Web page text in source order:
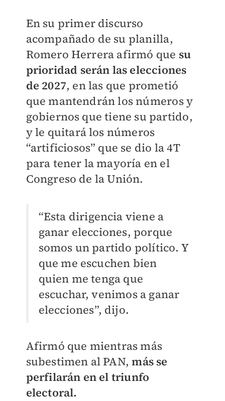
En su primer discurso
acompañado de su planilla,
Romero Herrera afirmó que su
prioridad serán las elecciones
de 2027, en las que prometió
que mantendrán los números y
gobiernos que tiene su partido,
y le quitará los números
“artificiosos” que se dio la 4T
para tener la mayoría en el
Congreso de la Unión.
“Esta dirigencia viene a
ganar elecciones, porque
somos un partido político. Y
que me escuchen bien
quien me tenga que
escuchar, venimos a ganar
elecciones”, dijo.
Afirmó que mientras más
subestimen al PAN,más se
perfilarán en el triunfo
electoral.